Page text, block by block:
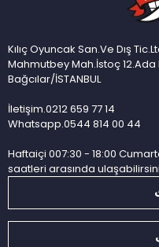
Kılıç Oyuncak San.Ve Dış
Mahmutbey Mah.İstoç 12.Ada
Bağcılar/İSTANBUL
İletişim.0212 659 77 14
Whatsapp.0544 814 00 44
Haftaiçi 007:30 - 18:00
saatleri arasında